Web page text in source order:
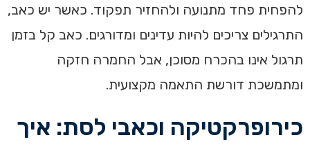
להפחית פחד מתנועה ולהחזיר תפקוד. כאשר יש כאב,
התרגילים צריכים להיות עדינים ומדורגים. כאב קל בזמן
תרגול אינו בהכרח מסוכן, אבל החמרה חזקה
ומתמשכת דורשת התאמה מקצועית.
כירופרקטיקה וכאבי לסת: איך